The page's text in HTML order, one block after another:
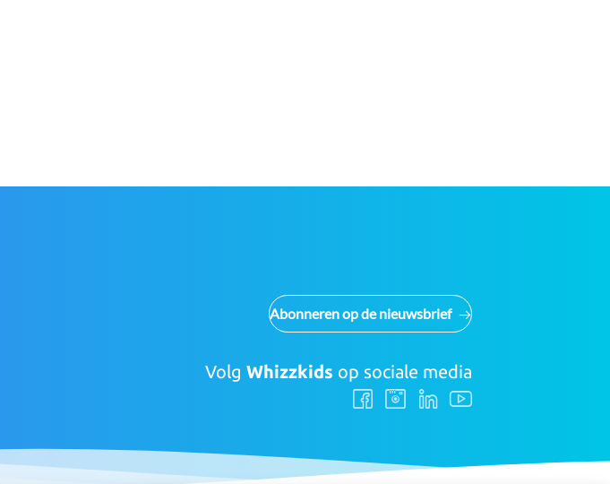
Abonneren op de nieuwsbrief
VolgWhizzkids op sociale media
Volg
ons
Volg
ons
Volg Volg